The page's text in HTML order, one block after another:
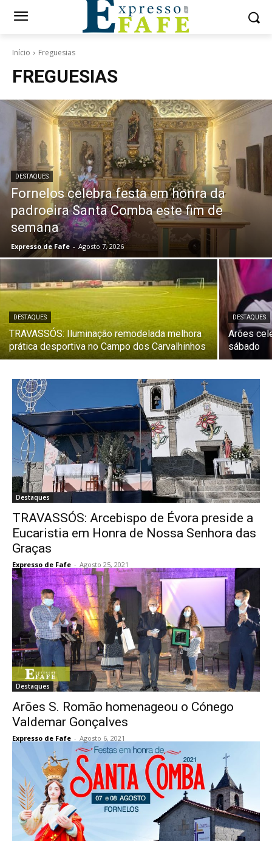
Início Freguesias
FREGUESIAS
DESTAQUES
Fornelos celebra festa em honra da
padroeira Santa Comba este fim de
semana
Expresso de Fafe - Agosto 7, 2026
DESTAQUES
TRAVASSÓS: Iluminação remodelada melhora
prática desportiva no Campo dos Carvalhinhos
DESTAQUES
Arões
sábado
Destaques
TRAVASSÓS: Arcebispo de Évora preside a
Eucaristia em Honra de Nossa Senhora das
Graças
Expresso de Fafe - Agosto 25, 2021
Destaques
Arões S. Romão homenageou o Cónego
Valdemar Gonçalves
Expresso de Fafe - Agosto 6, 2021